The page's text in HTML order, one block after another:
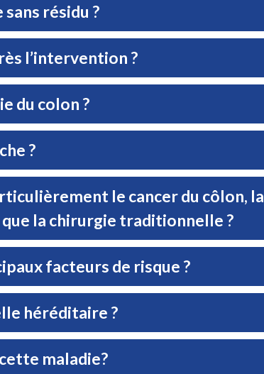
sans résidu ?
l’intervention ?
du colon ?
?
le cancer du côlon,
la chirurgie traditionnelle ?
facteurs de risque ?
héréditaire ?
maladie?